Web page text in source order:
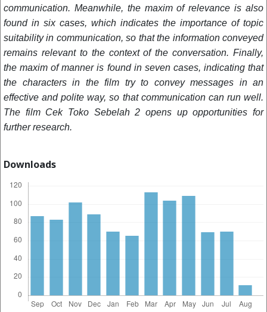
communication. Meanwhile, the maxim of relevance is also
found in six cases, which indicates the importance of topic
suitability in communication, so that the information conveyed
remains relevant to the context of the conversation. Finally,
the maxim of manner is found in seven cases, indicating that
the characters in the film try to convey messages in an
effective and polite way, so that communication can run well.
The film Cek Toko Sebelah 2 opens up opportunities for
further research.
Downloads